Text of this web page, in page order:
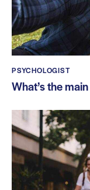
PSYCHOLOGIST
What’s the